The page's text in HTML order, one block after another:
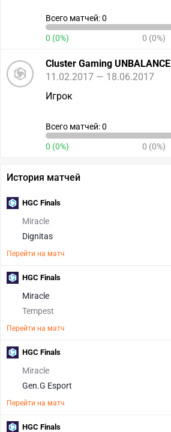
Всего матчей: 0
0 (0%) 0 (0%)
Cluster Gaming UNBALANCE
11.02.2017 — 18.06.2017
Игрок
Всего матчей: 0
0 (0%) 0 (0%)
История матчей
Miracle
Dignitas
Перейти на матч
HGC Finals
Miracle
Tempest
Перейти на матч
HGC Finals
Miracle
Gen.G Esport
Перейти на матч
HGC Finals
HGC Finals